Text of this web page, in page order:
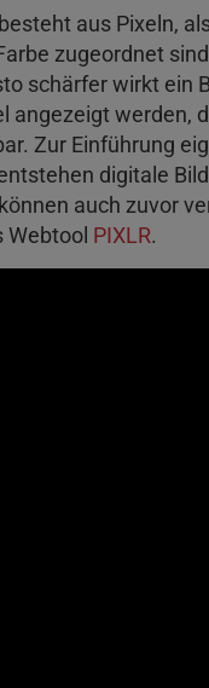
aus Pixeln,
zugeordnet
schärfer wirkt ein
angezeigt werden,
Zur Einführung
digitale
auch zuvor
Webtool PIXLR.